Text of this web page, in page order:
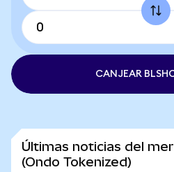
CANJEAR
Últimas noticias del
(Ondo Tokenized)